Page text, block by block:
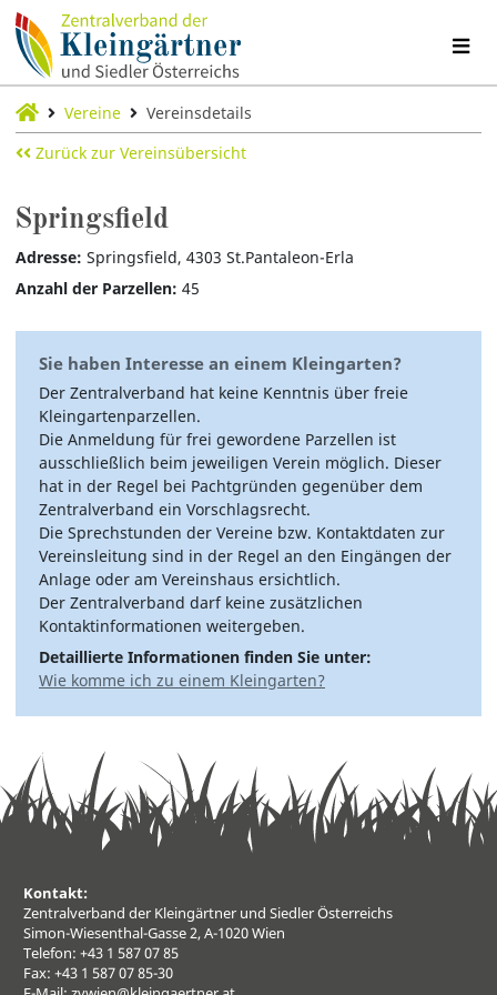
Vereine
Vereinsdetails
Zurück zur Vereinsübersicht
Springsfield
Adresse: Springsfield, 4303 St.Pantaleon-Erla
Anzahl der Parzellen: 45
Sie haben Interesse an einem Kleingarten?
Der Zentralverband hat keine Kenntnis über freie
Kleingartenparzellen.
Die Anmeldung für frei gewordene Parzellen ist
ausschließlich beim jeweiligen Verein möglich. Dieser
hat in der Regel bei Pachtgründen gegenüber dem
Zentralverband ein Vorschlagsrecht.
Die Sprechstunden der Vereine bzw. Kontaktdaten zur
Vereinsleitung sind in der Regel an den Eingängen der
Anlage oder am Vereinshaus ersichtlich.
Der Zentralverband darf keine zusätzlichen
Kontaktinformationen weitergeben.
Detaillierte Informationen finden Sie unter:
Wie komme ich zu einem Kleingarten?
Kontakt:
Zentralverband der Kleingärtner und Siedler Österreichs
Simon-Wiesenthal-Gasse 2, A-1020 Wien
Telefon: +43 1 587 07 85
Fax: +43 1 587 07 85-30